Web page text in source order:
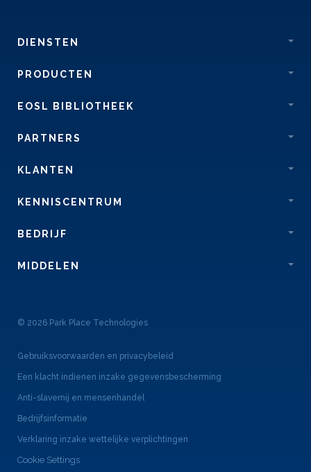
DIENSTEN
PRODUCTEN
EOSL BIBLIOTHEEK
PARTNERS
KLANTEN
KENNISCENTRUM
BEDRIJF
MIDDELEN
© 2026 Park Place Technologies
Gebruiksvoorwaarden en privacybeleid
Een klacht indienen inzake gegevensbescherming
Anti-slavernij en mensenhandel
Bedrijfsinformatie
Verklaring inzake wettelijke verplichtingen
Cookie Settings